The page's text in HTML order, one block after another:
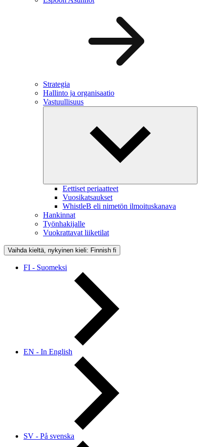
Strategia
Hallinto ja organisaatio
Vastuullisuus
Eettiset periaatteet
Vuosikatsaukset
WhistleB eli nimetön ilmoituskanava
Hankinnat
Työnhakijalle
Vuokrattavat liiketilat
Vaihda kieltä, nykyinen kieli: Finnish fi
FI - Suomeksi
EN - In English
SV - På svenska